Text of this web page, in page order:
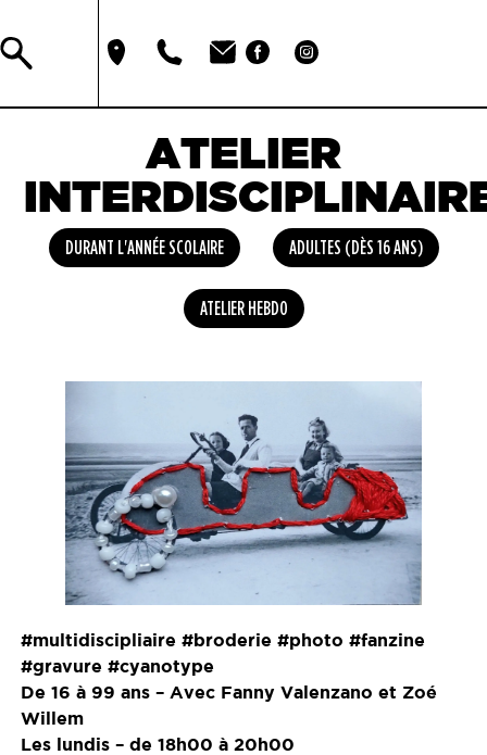
ATELIER
DURANT L'ANNÉE SCOLAIRE ADULTES (DÈS 16 ANS)
ATELIER HEBDO
#multidiscipliaire #broderie #photo #fanzine
#gravure #cyanotype
De 16 à 99 ans – Avec Fanny Valenzano et Zoé
Willem
Les lundis – de 18h00 à 20h00